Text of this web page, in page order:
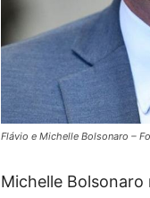
Flávio e Michelle Bolsonaro –
Michelle